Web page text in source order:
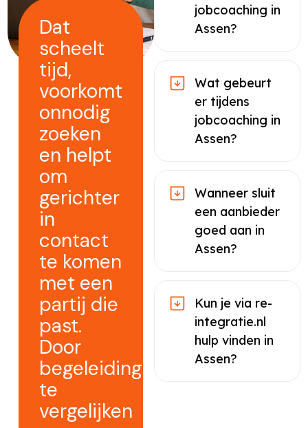
Dat
scheelt
tijd,
voorkomt
onnodig
zoeken
en helpt
om
gerichter
in
contact
te komen
met een
partij die
past.
Door
begeleiding
te
vergelijken
jobcoaching in
Assen?
Wat gebeurt
er tijdens
jobcoaching in
Assen?
Wanneer sluit
een aanbieder
goed aan in
Assen?
Kun je via re-
integratie.nl
hulp vinden in
Assen?